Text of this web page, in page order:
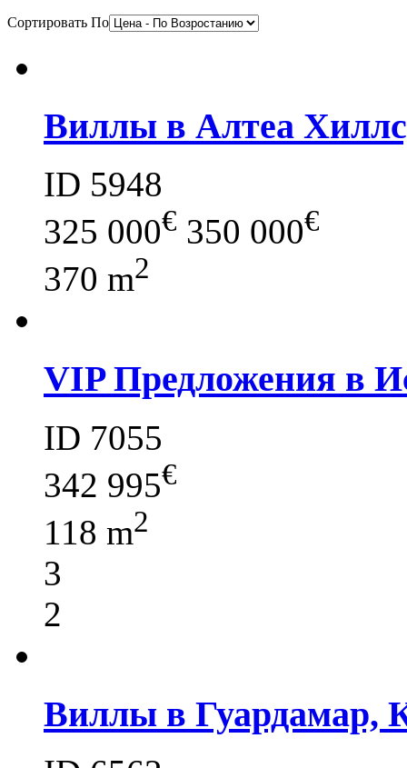
Сортировать По
Виллы в Алтеа
ID 5948
325 000€ 350 000€
370 m2
VIP Предложения в
ID 7055
342 995€
118 m2
3
2
Виллы в Гуардамар,